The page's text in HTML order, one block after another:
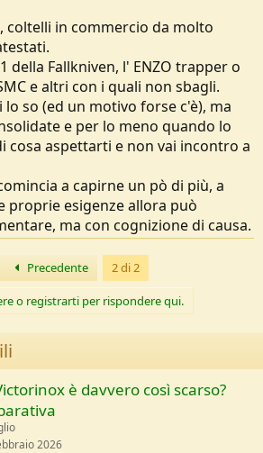
coltelli in commercio da molto
della Fallkniven, l' ENZO trapper o
e altri con i quali non sbagli.
so (ed un motivo forse c'è), ma
e per lo meno quando lo
cosa aspettarti e non vai incontro a
a capirne un pò di più, a
proprie esigenze allora può
ma con cognizione di causa.
Precedente 2 di 2
o registrarti per rispondere qui.
è davvero così scarso?
2026